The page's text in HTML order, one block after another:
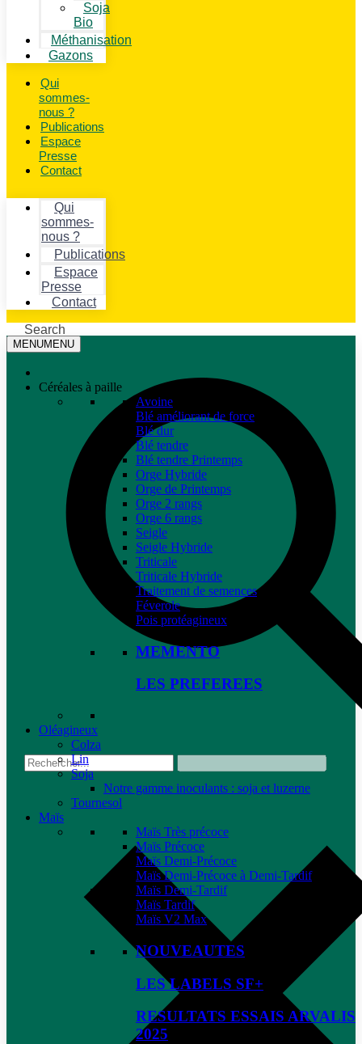
Soja
Bio
Méthanisation
Gazons
Qui
sommes-
nous ?
Publications
Espace
Presse
Contact
Qui
sommes-
nous ?
Publications
Espace
Presse
Contact
Search
MENUMENU
Céréales à paille
Avoine
Blé améliorant de force
Blé dur
Blé tendre
Blé tendre Printemps
Orge Hybride
Orge de Printemps
Orge 2 rangs
Orge 6 rangs
Seigle
Seigle Hybride
Triticale
Triticale Hybride
Traitement de semences
Féverole
Pois protéagineux
MEMENTO
LES PREFEREES
Oléagineux
Colza
Lin
Soja
Notre gamme inoculants : soja et luzerne
Tournesol
Maïs
Maïs Très précoce
Maïs Précoce
Maïs Demi-Précoce
Maïs Demi-Précoce à Demi-Tardif
Maïs Demi-Tardif
Maïs Tardif
Maïs V2 Max
NOUVEAUTES
LES LABELS SF+
RESULTATS ESSAIS ARVALIS
2025